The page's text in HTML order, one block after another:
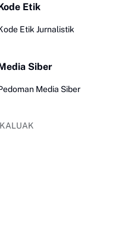
Etik
Etik Jurnalistik
Siber
Media Siber